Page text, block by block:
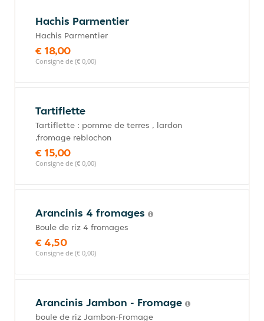
Hachis Parmentier
Hachis Parmentier
€ 18,00
Consigne de (€ 0,00)
Tartiflette
Tartiflette : pomme de terres , lardon
,fromage reblochon
€ 15,00
Consigne de (€ 0,00)
Arancinis 4 fromages
Boule de riz 4 fromages
€ 4,50
Consigne de (€ 0,00)
Arancinis Jambon - Fromage
boule de riz Jambon-Fromage